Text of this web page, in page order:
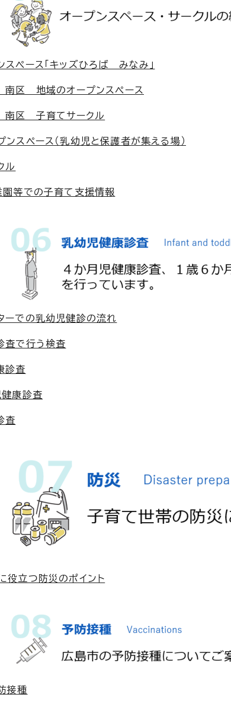
スペース「キッズひろば みなみ」
区 地域のオープンスペース
区 子育てサークル
ンスペース（乳幼児と保護者が集える場）
ル
園等での子育て支援情報
ーでの乳幼児健診の流れ
査で行う検査
診査
康診査
査
役立つ防災のポイント
接種